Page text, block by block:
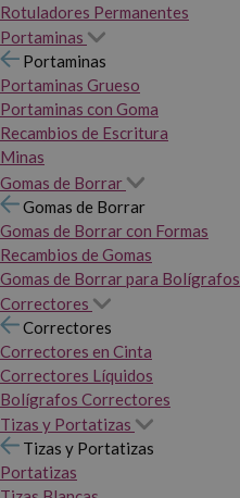
Rotuladores Permanentes
Portaminas
Portaminas
Portaminas Grueso
Portaminas con Goma
Recambios de Escritura
Minas
Gomas de Borrar
Gomas de Borrar
Gomas de Borrar con Formas
Recambios de Gomas
Gomas de Borrar para Bolígrafos
Correctores
Correctores
Correctores en Cinta
Correctores Líquidos
Bolígrafos Correctores
Tizas y Portatizas
Tizas y Portatizas
Portatizas